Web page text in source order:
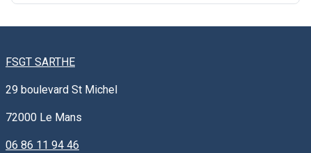
FSGT SARTHE
29 boulevard St Michel
72000 Le Mans
06 86 11 94 46